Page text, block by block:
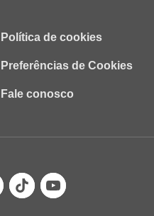
Política de cookies
Preferências de Cookies
Fale conosco